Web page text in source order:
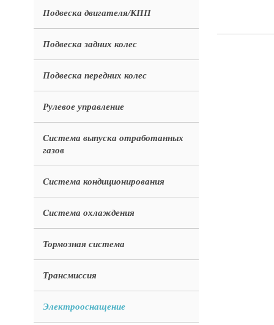
Подвеска двигателя/КПП
Подвеска задних колес
Подвеска передних колес
Рулевое управление
Система выпуска отработанных
газов
Система кондиционирования
Система охлаждения
Тормозная система
Трансмиссия
Электрооснащение